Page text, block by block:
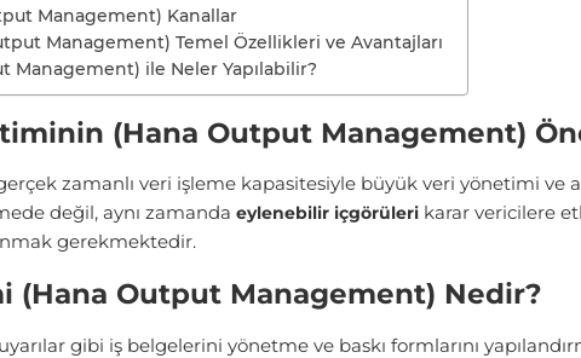
Management) Kanallar
Management) Temel Özellikleri ve Avantajları
Management) ile Neler Yapılabilir?
(Hana Output Management)
zamanlı veri işleme kapasitesiyle büyük veri yönetimi
değil, aynı zamanda eylenebilir içgörüleri karar vericilere
gerekmektedir.
(Hana Output Management) Nedir?
gibi iş belgelerini yönetme ve baskı formlarını